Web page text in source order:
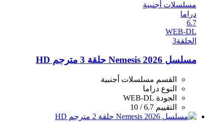
مسلسلات أجنبية
دراما
6.7
WEB-DL
الحلقة3
مسلسل Nemesis 2026 حلقة 3 مترجم HD
القسم مسلسلات أجنبية
النوع دراما
الجودة WEB-DL
التقييم 6.7 / 10